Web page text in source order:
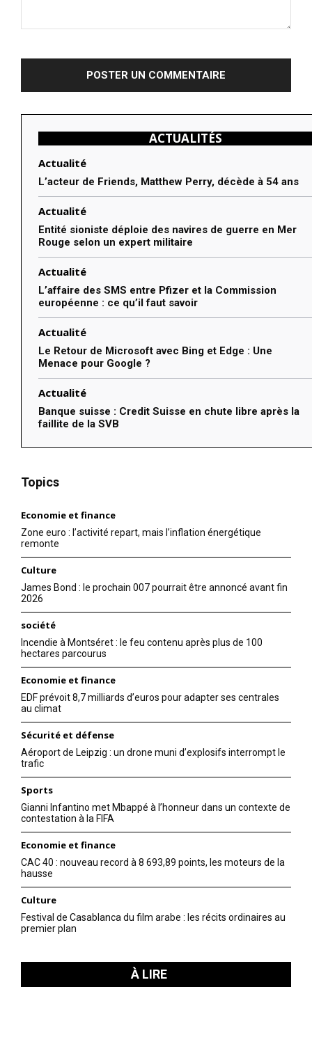
ACTUALITÉS
Actualité
L’acteur de Friends, Matthew Perry, décède à 54 ans
Actualité
Entité sioniste déploie des navires de guerre en Mer
Rouge selon un expert militaire
Actualité
L’affaire des SMS entre Pfizer et la Commission
européenne : ce qu’il faut savoir
Actualité
Le Retour de Microsoft avec Bing et Edge : Une
Menace pour Google ?
Actualité
Banque suisse : Credit Suisse en chute libre après la
faillite de la SVB
Topics
Economie et finance
Zone euro : l’activité repart, mais l’inflation énergétique
remonte
Culture
James Bond : le prochain 007 pourrait être annoncé avant fin
2026
société
Incendie à Montséret : le feu contenu après plus de 100
hectares parcourus
Economie et finance
EDF prévoit 8,7 milliards d’euros pour adapter ses centrales
au climat
Sécurité et défense
Aéroport de Leipzig : un drone muni d’explosifs interrompt le
trafic
Sports
Gianni Infantino met Mbappé à l’honneur dans un contexte de
contestation à la FIFA
Economie et finance
CAC 40 : nouveau record à 8 693,89 points, les moteurs de la
hausse
Culture
Festival de Casablanca du film arabe : les récits ordinaires au
premier plan
À LIRE